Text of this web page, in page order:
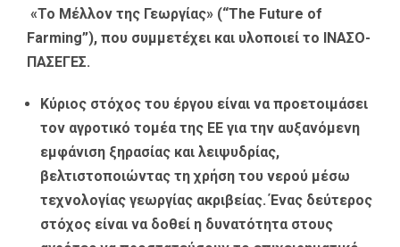
«Το Μέλλον της Γεωργίας» (“The Future of
Farming”), που συμμετέχει και υλοποιεί το ΙΝΑΣΟ-
ΠΑΣΕΓΕΣ.
Kύριος στόχος του έργου είναι να προετοιμάσει
τον αγροτικό τομέα της ΕΕ για την αυξανόμενη
εμφάνιση ξηρασίας και λειψυδρίας,
βελτιστοποιώντας τη χρήση του νερού μέσω
τεχνολογίας γεωργίας ακριβείας. Ένας δεύτερος
στόχος είναι να δοθεί η δυνατότητα στους